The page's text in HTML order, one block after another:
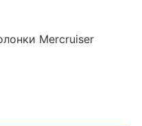
Mercruiser